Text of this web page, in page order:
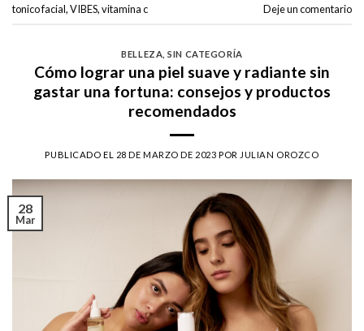
tonico facial,VIBES,vitamina c Deje un comentario
BELLEZA ,SIN CATEGORÍA
Cómo lograr una piel suave y radiante sin
gastar una fortuna: consejos y productos
recomendados
PUBLICADO EL 28 DE MARZO DE 2023 POR JULIAN OROZCO
28
Mar